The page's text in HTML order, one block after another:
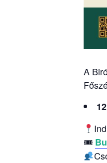
A
🎟